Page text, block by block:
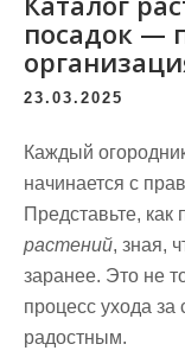
посадок —
23.03.2025
Каждый
начинается с
Представьте, как
растений, зная,
заранее. Это не
процесс ухода
радостным.